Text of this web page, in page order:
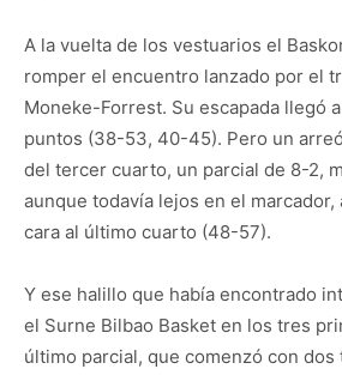
A la vuelta de los vestuarios el
romper el encuentro lanzado por el
Moneke-Forrest. Su escapada llegó
puntos (38-53, 40-45). Pero un
del tercer cuarto, un parcial de 8-2,
aunque todavía lejos en el marcador,
cara al último cuarto (48-57).
Y ese halillo que había encontrado
el Surne Bilbao Basket en los tres
último parcial, que comenzó con